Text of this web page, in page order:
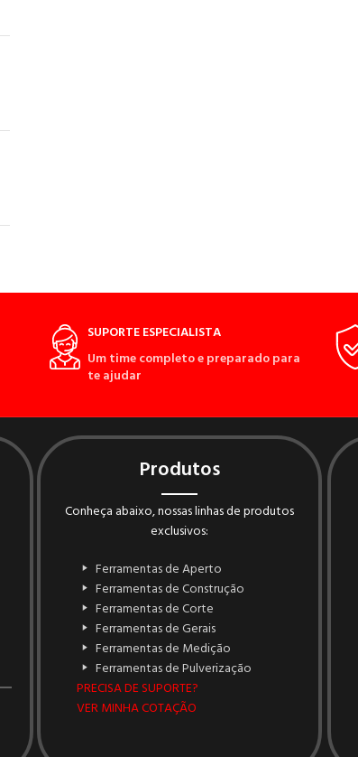
SUPORTE ESPECIALISTA
Um time completo e preparado para
te ajudar
Produtos
Conheça abaixo, nossas linhas de produtos
exclusivos:
Ferramentas de Aperto
Ferramentas de Construção
Ferramentas de Corte
Ferramentas de Gerais
Ferramentas de Medição
Ferramentas de Pulverização
PRECISA DE SUPORTE?
VER MINHA COTAÇÃO